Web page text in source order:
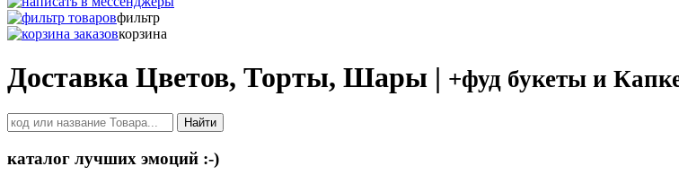
фильтр
корзина
Доставка Цветов, Торты, Шары | +фуд букеты и
Найти
каталог лучших эмоций :-)